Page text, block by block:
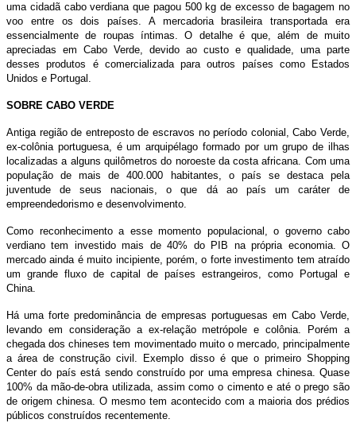
uma cidadã cabo verdiana que pagou 500 kg de excesso de bagagem no
voo entre os dois países. A mercadoria brasileira transportada era
essencialmente de roupas íntimas. O detalhe é que, além de muito
apreciadas em Cabo Verde, devido ao custo e qualidade, uma parte
desses produtos é comercializada para outros países como Estados
Unidos e Portugal.
SOBRE CABO VERDE
Antiga região de entreposto de escravos no período colonial, Cabo Verde,
ex-colônia portuguesa, é um arquipélago formado por um grupo de ilhas
localizadas a alguns quilômetros do noroeste da costa africana. Com uma
população de mais de 400.000 habitantes, o país se destaca pela
juventude de seus nacionais, o que dá ao país um caráter de
empreendedorismo e desenvolvimento.
Como reconhecimento a esse momento populacional, o governo cabo
verdiano tem investido mais de 40% do PIB na própria economia. O
mercado ainda é muito incipiente, porém, o forte investimento tem atraído
um grande fluxo de capital de países estrangeiros, como Portugal e
China.
Há uma forte predominância de empresas portuguesas em Cabo Verde,
levando em consideração a ex-relação metrópole e colônia. Porém a
chegada dos chineses tem movimentado muito o mercado, principalmente
a área de construção civil. Exemplo disso é que o primeiro Shopping
Center do país está sendo construído por uma empresa chinesa. Quase
100% da mão-de-obra utilizada, assim como o cimento e até o prego são
de origem chinesa. O mesmo tem acontecido com a maioria dos prédios
públicos construídos recentemente.